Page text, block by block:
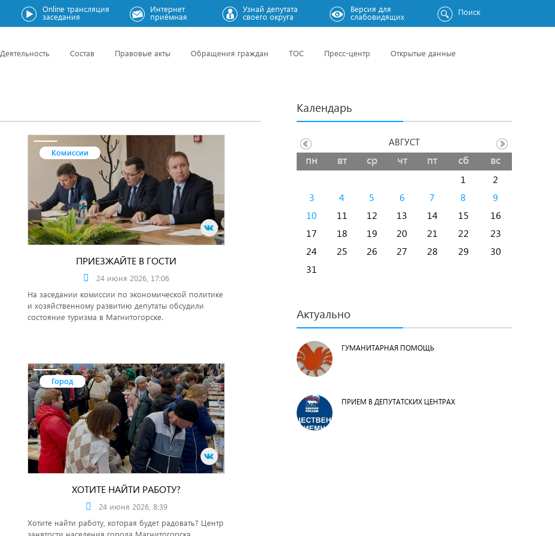
Online трансляция
заседания
Интернет
приёмная
Узнай депутата
своего округа
Версия для
слабовидящих Поиск
Деятельность Состав Правовые акты Обращения граждан ТОС Пресс-центр Открытые данные
Комиссии
ПРИЕЗЖАЙТЕ В ГОСТИ
24 июня 2026, 17:06
На заседании комиссии по экономической политике
и хозяйственному развитию депутаты обсудили
состояние туризма в Магнитогорске.
Город
ХОТИТЕ НАЙТИ РАБОТУ?
24 июня 2026, 8:39
Хотите найти работу, которая будет радовать? Центр
занятости населения города Магнитогорска
Календарь
пн вт ср чт пт сб вс
1
2
3
4 5 6 7 8
9
10
11 12 13 14 15
16
17
18 19 20 21 22
23
24
25 26 27 28 29
30
31
АВГУСТ
Актуально
ГУМАНИТАРНАЯ ПОМОЩЬ
ПРИЕМ В ДЕПУТАТСКИХ ЦЕНТРАХ